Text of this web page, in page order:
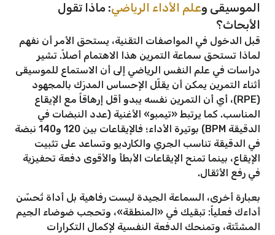
الموسيقى وعلم الأداء الرياضي: ماذا تقول
الأبحاث؟
قبل الدخول في المواصفات التقنية، يستحق الأمر أن نفهم
لماذا تستحق سماعة التمرين هذا الاهتمام أصلاً. تشير
دراسات في علم النفس الرياضي إلى أن الاستماع للموسيقى
أثناء التمرين يمكن أن يقلّل الإحساس المدرَك بالمجهود
(RPE)، أي أن التمرين نفسه يبدو أقل إرهاقاً مع الإيقاع
المناسب. كما يرتبط «تيمبو» الأغنية (عدد النبضات في
الدقيقة BPM) بوتيرة الأداء؛ فالإيقاعات بين 120 و140 نبضة
في الدقيقة تناسب الجري والكارديو وتساعد على تثبيت
الإيقاع، بينما تمنح الإيقاعات الأبطأ والأقوى دفعة تحفيزية
في رفع الأثقال.
بعبارة أخرى، السماعة الجيدة ليست رفاهية بل أداة تُحسّن
أداءك فعلياً: تبقيك في «المنطقة»، وتحجب ضوضاء الجيم
المشتّتة، وتمنحك الدفعة النفسية لإكمال التكرارات